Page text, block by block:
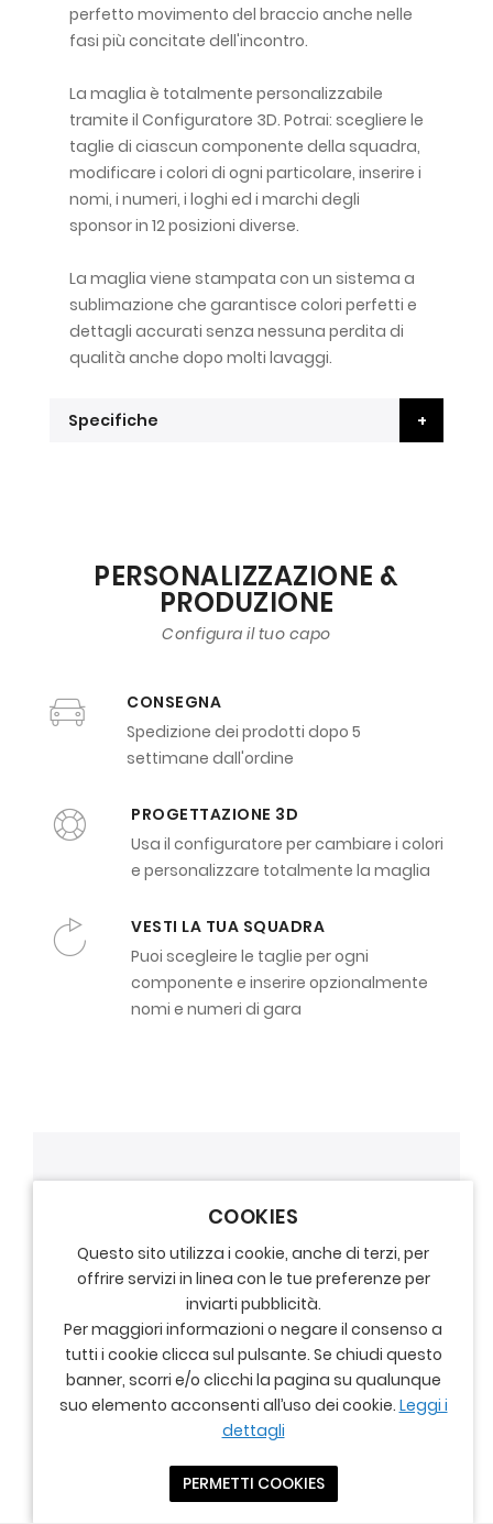
COOKIES
Questo sito utilizza i cookie, anche di terzi, per
offrire servizi in linea con le tue preferenze per
inviarti pubblicità.
Per maggiori informazioni o negare il consenso a
tutti i cookie clicca sul pulsante. Se chiudi questo
banner, scorri e/o clicchi la pagina su qualunque
suo elemento acconsenti all’uso dei cookie. Leggi i
dettagli
PERMETTI COOKIES
perfetto movimento del braccio anche nelle
fasi più concitate dell'incontro.
La maglia è totalmente personalizzabile
tramite il Configuratore 3D. Potrai: scegliere le
taglie di ciascun componente della squadra,
modificare i colori di ogni particolare, inserire i
nomi, i numeri, i loghi ed i marchi degli
sponsor in 12 posizioni diverse.
La maglia viene stampata con un sistema a
sublimazione che garantisce colori perfetti e
dettagli accurati senza nessuna perdita di
qualità anche dopo molti lavaggi.
Specifiche
PERSONALIZZAZIONE &
PRODUZIONE
Configura il tuo capo
CONSEGNA
Spedizione dei prodotti dopo 5
settimane dall'ordine
PROGETTAZIONE 3D
Usa il configuratore per cambiare i colori
e personalizzare totalmente la maglia
VESTI LA TUA SQUADRA
Puoi scegleire le taglie per ogni
componente e inserire opzionalmente
nomi e numeri di gara